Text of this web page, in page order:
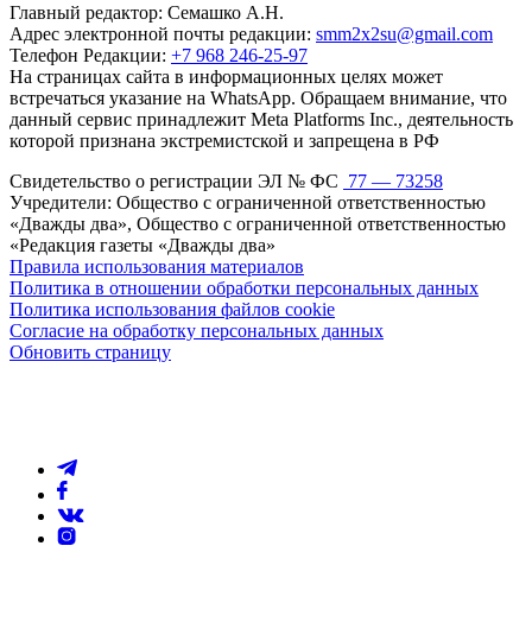
Главный редактор: Семашко А.Н.
Адрес электронной почты редакции: smm2x2su@gmail.com
Телефон Редакции: +7 968 246-25-97
На страницах сайта в информационных целях может
встречаться указание на WhatsApp. Обращаем внимание, что
данный сервис принадлежит Meta Platforms Inc., деятельность
которой признана экстремистской и запрещена в РФ
Свидетельство о регистрации ЭЛ № ФС 77 — 73258
Учредители: Общество с ограниченной ответственностью
«Дважды два», Общество с ограниченной ответственностью
«Редакция газеты «Дважды два»
Правила использования материалов
Политика в отношении обработки персональных данных
Политика использования файлов cookie
Согласие на обработку персональных данных
Обновить страницу